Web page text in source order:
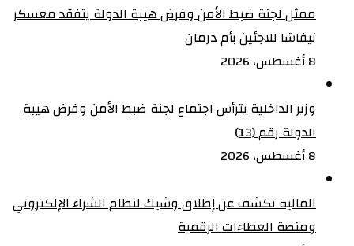
ممثل لجنة ضبط الأمن وفرض هيبة الدولة يتفقد معسكر
نيفاشا للاجئين بأم درمان
8 أغسطس، 2026
وزير الداخلية يترأس اجتماع لجنة ضبط الأمن وفرض هيبة
الدولة رقم (13)
8 أغسطس، 2026
المالية تكشف عن إطلاق وشيك لنظام الشراء الإلكتروني
ومنصة العطاءات الرقمية